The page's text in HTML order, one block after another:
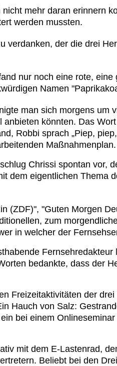
mehr daran erinnern
werden mussten.
verdanken, der die drei
nur noch eine rote,
Namen
man sich morgens um
könnten. Das
Robbi sprach „Piep,
Maßnahmenplan.
Chrissi spontan vor,
dem eigentlichen Thema
(ZDF)", "Guten Morgen
zum
in welcher der
bedankte, dass der
Freizeitaktivitäten der
Hauch von Salz:
bei einem
mit dem E-Lastenrad,
Beliebt bei den